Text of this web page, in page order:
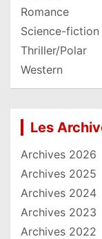
Romance
Science-fiction
Thriller/Polar
Western
Les
Archives 2026
Archives 2025
Archives 2024
Archives 2023
Archives 2022